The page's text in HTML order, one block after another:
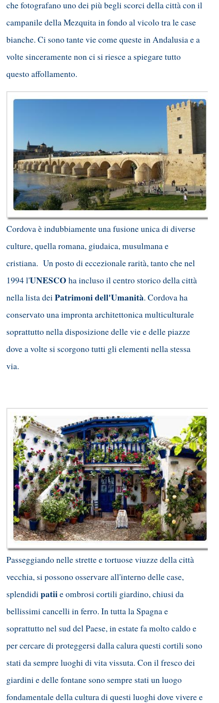
che fotografano uno dei più begli scorci della città con il
campanile della Mezquita in fondo al vicolo tra le case
bianche. Ci sono tante vie come queste in Andalusia e a
volte sinceramente non ci si riesce a spiegare tutto
questo affollamento.
Cordova è indubbiamente una fusione unica di diverse
culture, quella romana, giudaica, musulmana e
cristiana. Un posto di eccezionale rarità, tanto che nel
1994 l'UNESCO ha incluso il centro storico della città
nella lista deiPatrimoni dell'Umanità. Cordova ha
conservato una impronta architettonica multiculturale
soprattutto nella disposizione delle vie e delle piazze
dove a volte si scorgono tutti gli elementi nella stessa
via.
Passeggiando nelle strette e tortuose viuzze della città
vecchia, si possono osservare all'interno delle case,
splendidipatiie ombrosi cortili giardino, chiusi da
bellissimi cancelli in ferro. In tutta la Spagna e
soprattutto nel sud del Paese, in estate fa molto caldo e
per cercare di proteggersi dalla calura questi cortili sono
stati da sempre luoghi di vita vissuta. Con il fresco dei
giardini e delle fontane sono sempre stati un luogo
fondamentale della cultura di questi luoghi dove vivere e